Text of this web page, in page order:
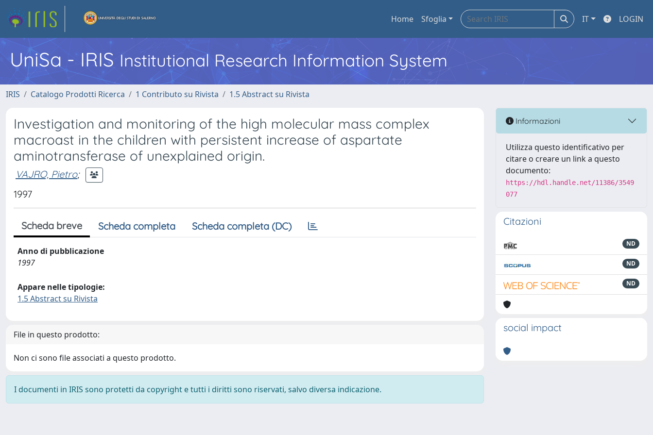
Home Sfoglia IT LOGIN
UniSa - IRIS Institutional Research Information System
IRIS Catalogo Prodotti Ricerca 1 Contributo su Rivista 1.5 Abstract su Rivista
Investigation and monitoring of the high molecular mass complex
macroast in the children with persistent increase of aspartate
aminotransferase of unexplained origin.
VAJRO, Pietro;
1997
Scheda breve Scheda completa Scheda completa (DC)
Anno di pubblicazione
1997
Appare nelle tipologie:
1.5 Abstract su Rivista
File in questo prodotto:
Non ci sono file associati a questo prodotto.
I documenti in IRIS sono protetti da copyright e tutti i diritti sono riservati, salvo diversa indicazione.
Informazioni
Utilizza questo identificativo per
citare o creare un link a questo
documento:
https://hdl.handle.net/11386/3549
077
Citazioni
ND
ND
ND
social impact